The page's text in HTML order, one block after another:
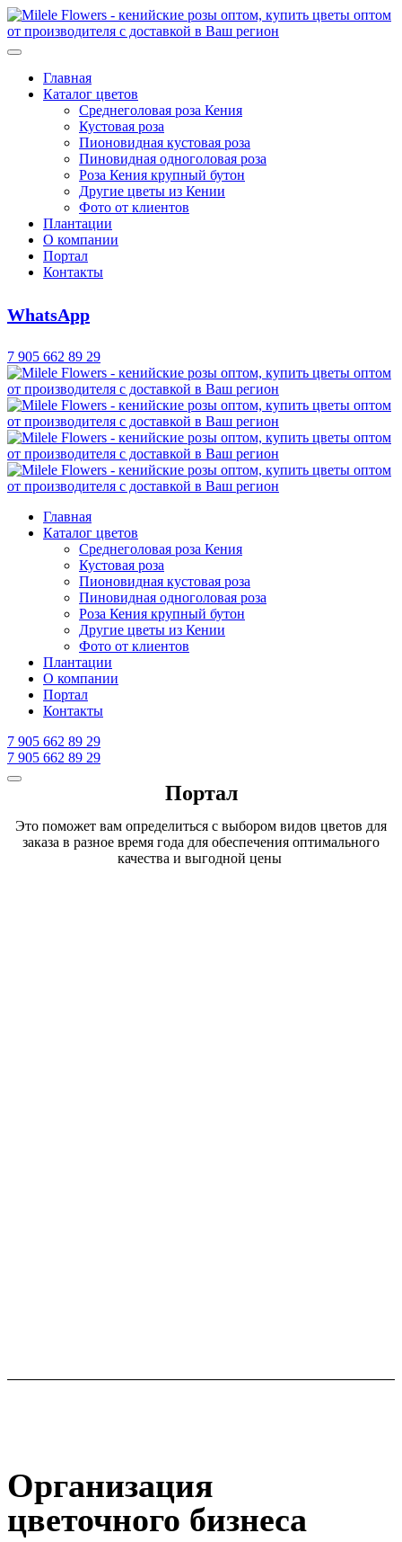
Главная
Каталог цветов
Среднеголовая роза Кения
Кустовая роза
Пионовидная кустовая роза
Пиновидная одноголовая роза
Роза Кения крупный бутон
Другие цветы из Кении
Фото от клиентов
Плантации
О компании
Портал
Контакты
WhatsApp
7 905 662 89 29
Главная
Каталог цветов
Среднеголовая роза Кения
Кустовая роза
Пионовидная кустовая роза
Пиновидная одноголовая роза
Роза Кения крупный бутон
Другие цветы из Кении
Фото от клиентов
Плантации
О компании
Портал
Контакты
7 905 662 89 29
7 905 662 89 29
Портал
Это поможет вам определиться с выбором видов цветов для
заказа в разное время года для обеспечения оптимального
качества и выгодной цены
Организация
цветочного бизнеса